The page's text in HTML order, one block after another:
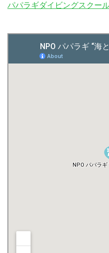
パパラギダイビングスクー